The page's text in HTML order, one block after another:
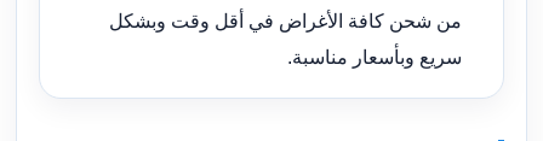
من شحن كافة الأغراض في أقل وقت وبشكل
سريع وبأسعار مناسبة.